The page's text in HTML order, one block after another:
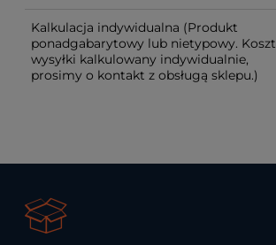
Kalkulacja indywidualna (Produkt
ponadgabarytowy lub nietypowy. Koszt
wysyłki kalkulowany indywidualnie,
prosimy o kontakt z obsługą sklepu.)